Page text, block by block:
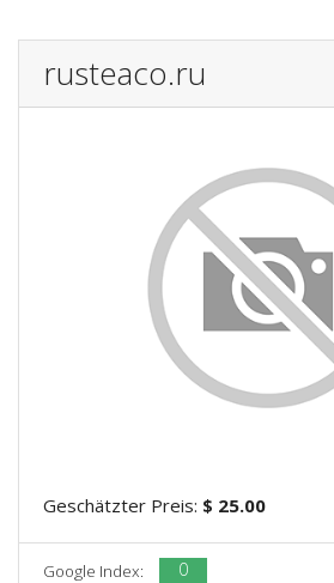
rusteaco.ru
Geschätzter Preis: $ 25.00
Google Index: 0